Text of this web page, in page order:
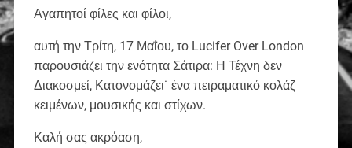
Αγαπητοί φίλες και φίλοι,
αυτή την Τρίτη, 17 Μαΐου, το Lucifer Over London
παρουσιάζει την ενότητα Σάτιρα: Η Τέχνη δεν
Διακοσμεί, Κατονομάζει˙ ένα πειραματικό κολάζ
κειμένων, μουσικής και στίχων.
Καλή σας ακρόαση,